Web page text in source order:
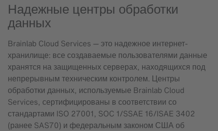
Надежные центры обработки
данных
Brainlab Cloud Services — это надежное интернет-
хранилище: все создаваемые пользователями данные
хранятся на защищенных серверах, находящихся под
непрерывным техническим контролем. Центры
обработки данных, используемые Brainlab Cloud
Services, сертифицированы в соответствии со
стандартами ISO 27001, SOC 1/SSAE 16/ISAE 3402
(ранее SAS70) и федеральным законом США об